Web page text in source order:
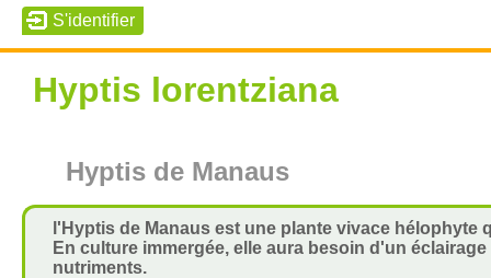
Hyptis lorentziana
Hyptis de Manaus
l'Hyptis de Manaus est une plante vivace
En culture immergée, elle aura besoin d'un
nutriments.